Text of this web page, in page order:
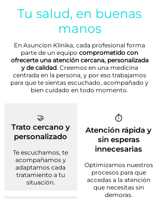
Tu salud, en buenas
manos
En Asuncion Klinika, cada profesional forma
parte de un equipo comprometido con
ofrecerte una atención cercana, personalizada
y de calidad. Creemos en una medicina
centrada en la persona, y por eso trabajamos
para que te sientas escuchado, acompañado y
bien cuidado en todo momento.
🤝
Trato cercano y
personalizado
Te escuchamos, te
acompañamos y
adaptamos cada
tratamiento a tu
situación.
⏱️
Atención rápida y
sin esperas
innecesarias
Optimizamos nuestros
procesos para que
accedas a la atención
que necesitas sin
demoras.